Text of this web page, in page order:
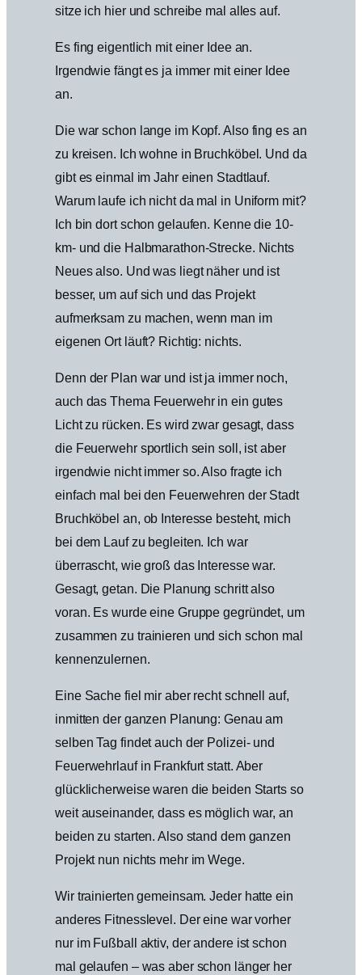
sitze ich hier und schreibe mal alles auf.
Es fing eigentlich mit einer Idee an.
Irgendwie fängt es ja immer mit einer Idee
an.
Die war schon lange im Kopf. Also fing es an
zu kreisen. Ich wohne in Bruchköbel. Und da
gibt es einmal im Jahr einen Stadtlauf.
Warum laufe ich nicht da mal in Uniform mit?
Ich bin dort schon gelaufen. Kenne die 10-
km- und die Halbmarathon-Strecke. Nichts
Neues also. Und was liegt näher und ist
besser, um auf sich und das Projekt
aufmerksam zu machen, wenn man im
eigenen Ort läuft? Richtig: nichts.
Denn der Plan war und ist ja immer noch,
auch das Thema Feuerwehr in ein gutes
Licht zu rücken. Es wird zwar gesagt, dass
die Feuerwehr sportlich sein soll, ist aber
irgendwie nicht immer so. Also fragte ich
einfach mal bei den Feuerwehren der Stadt
Bruchköbel an, ob Interesse besteht, mich
bei dem Lauf zu begleiten. Ich war
überrascht, wie groß das Interesse war.
Gesagt, getan. Die Planung schritt also
voran. Es wurde eine Gruppe gegründet, um
zusammen zu trainieren und sich schon mal
kennenzulernen.
Eine Sache fiel mir aber recht schnell auf,
inmitten der ganzen Planung: Genau am
selben Tag findet auch der Polizei- und
Feuerwehrlauf in Frankfurt statt. Aber
glücklicherweise waren die beiden Starts so
weit auseinander, dass es möglich war, an
beiden zu starten. Also stand dem ganzen
Projekt nun nichts mehr im Wege.
Wir trainierten gemeinsam. Jeder hatte ein
anderes Fitnesslevel. Der eine war vorher
nur im Fußball aktiv, der andere ist schon
mal gelaufen – was aber schon länger her